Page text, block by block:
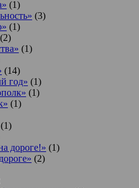
(1)
(3)
(1)
(2)
(1)
(14)
год» (1)
(1)
(1)
(1)
дороге!» (1)
(2)